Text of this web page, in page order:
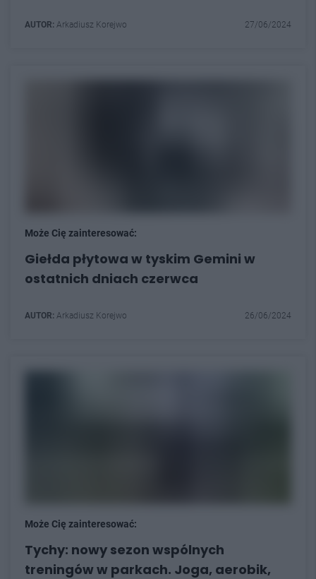
AUTOR: Arkadiusz Korejwo 27/06/2024
Może Cię zainteresować:
Giełda płytowa w tyskim Gemini w
ostatnich dniach czerwca
AUTOR: Arkadiusz Korejwo 26/06/2024
Może Cię zainteresować:
Tychy: nowy sezon wspólnych
treningów w parkach. Joga, aerobik,